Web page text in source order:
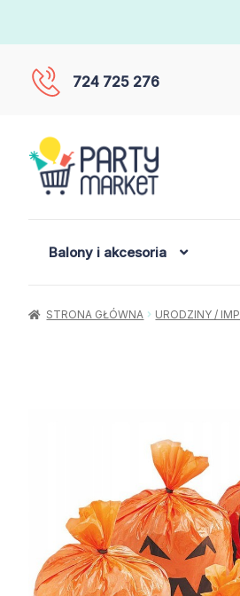
724 725 276
Balony i akcesoria
STRONA GŁÓWNA URODZINY /